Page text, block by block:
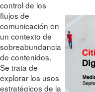
control de los
flujos de
comunicación en
un contexto de
sobreabundancia
de contenidos.
Se trata de
explorar los usos
estratégicos de la